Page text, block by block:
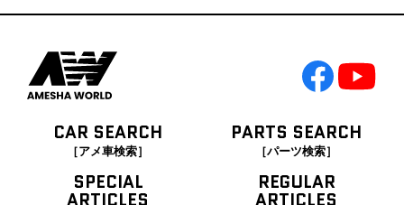
CAR SEARCH
［アメ車検索］
PARTS SEARCH
［パーツ検索］
SPECIAL
ARTICLES
REGULAR
ARTICLES